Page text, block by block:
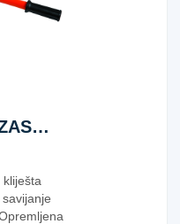
KLIJEŠTAZASAV.NOSAČA800MM
kliješta